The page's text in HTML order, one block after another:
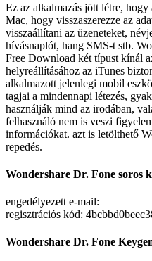
Ez az alkalmazás jött létre,
Mac, hogy visszaszerezze az
visszaállítani az üzeneteket,
hívásnaplót, hang SMS-t stb.
Free Download két típust kínál
helyreállításához az iTunes
alkalmazott jelenlegi mobil
tagjai a mindennapi létezés,
használják mind az irodában,
felhasználó nem is veszi
információkat. azt is letölthető
repedés.
Wondershare Dr. Fone soros
engedélyezett e-mail:
regisztrációs kód:
Wondershare Dr. Fone